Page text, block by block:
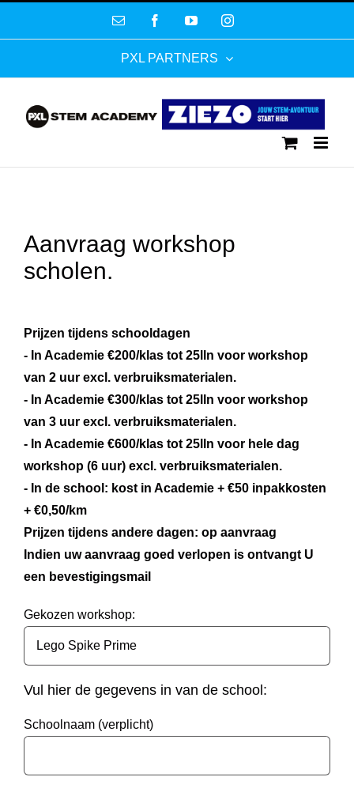
E-
FacebookYouTubeInstagram
PXL PARTNERS
Aanvraag workshop
scholen.
Prijzen tijdens schooldagen
- In Academie €200/klas tot 25lln voor workshop
van 2 uur excl. verbruiksmaterialen.
- In Academie €300/klas tot 25lln voor workshop
van 3 uur excl. verbruiksmaterialen.
- In Academie €600/klas tot 25lln voor hele dag
workshop (6 uur) excl. verbruiksmaterialen.
- In de school: kost in Academie + €50 inpakkosten
+ €0,50/km
Prijzen tijdens andere dagen: op aanvraag
Indien uw aanvraag goed verlopen is ontvangt U
een bevestigingsmail
Gekozen workshop:
Vul hier de gegevens in van de school:
Schoolnaam (verplicht)